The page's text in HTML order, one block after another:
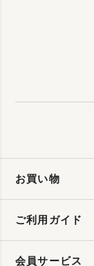
お買い物
ご利用ガイド
会員サービス